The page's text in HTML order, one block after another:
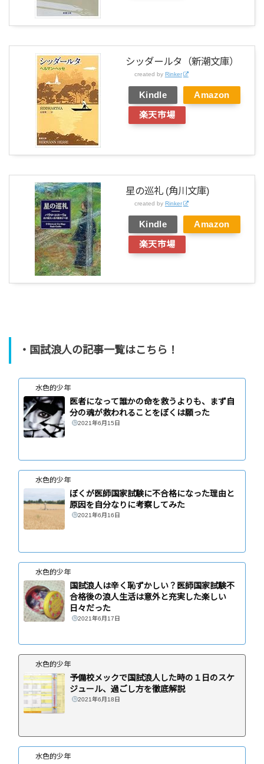
シッダールタ（新潮文庫）
created by Rinker
Kindle Amazon
楽天市場
星の巡礼 (角川文庫)
created by Rinker
Kindle Amazon
楽天市場
・国試浪人の記事一覧はこちら！
水色的少年
医者になって誰かの命を救うよりも、まず自
分の魂が救われることをぼくは願った
2021年6月15日
水色的少年
ぼくが医師国家試験に不合格になった理由と
原因を自分なりに考察してみた
2021年6月16日
水色的少年
国試浪人は辛く恥ずかしい？医師国家試験不
合格後の浪人生活は意外と充実した楽しい
日々だった
2021年6月17日
水色的少年
予備校メックで国試浪人した時の１日のスケ
ジュール、過ごし方を徹底解説
2021年6月18日
水色的少年